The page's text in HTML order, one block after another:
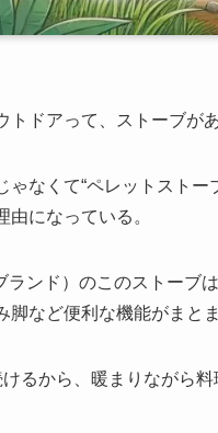
トドアって、ストーブが
ゃなくて“ペレットスト
になっている。
ンド）のこのストーブ
脚など便利な機能がまと
るから、暖まりながら料